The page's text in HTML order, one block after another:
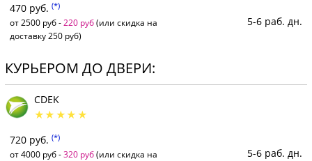
470 руб. (*)
от 2500 руб -220 руб(или скидка на
доставку 250 руб)
5-6 раб. дн.
КУРЬЕРОМ ДО ДВЕРИ:
CDEK
720 руб. (*)
от 4000 руб -320 руб(или скидка на
5-6 раб. дн.